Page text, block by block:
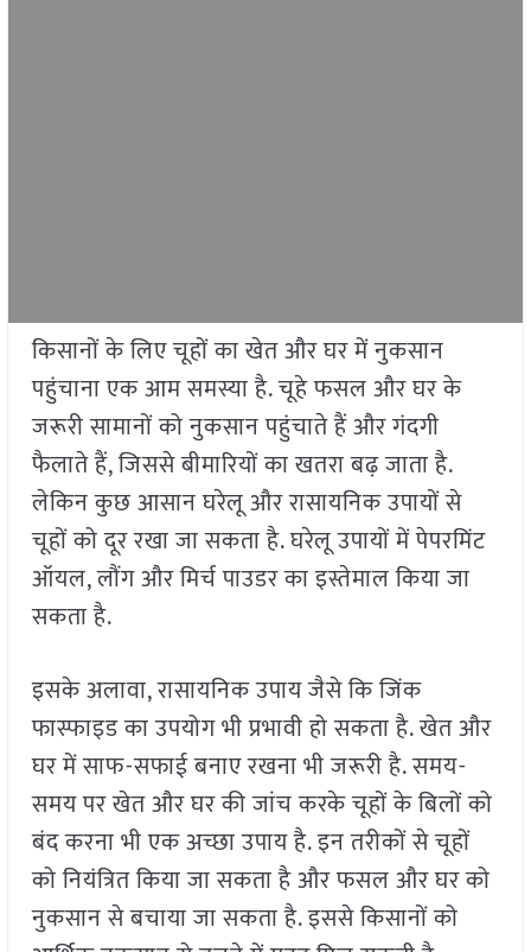
किसानों के लिए चूहों का खेत और घर में नुकसान
पहुंचाना एक आम समस्या है. चूहे फसल और घर के
जरूरी सामानों को नुकसान पहुंचाते हैं और गंदगी
फैलाते हैं, जिससे बीमारियों का खतरा बढ़ जाता है.
लेकिन कुछ आसान घरेलू और रासायनिक उपायों से
चूहों को दूर रखा जा सकता है. घरेलू उपायों में पेपरमिंट
ऑयल, लौंग और मिर्च पाउडर का इस्तेमाल किया जा
सकता है.
इसके अलावा, रासायनिक उपाय जैसे कि जिंक
फास्फाइड का उपयोग भी प्रभावी हो सकता है. खेत और
घर में साफ-सफाई बनाए रखना भी जरूरी है. समय-
समय पर खेत और घर की जांच करके चूहों के बिलों को
बंद करना भी एक अच्छा उपाय है. इन तरीकों से चूहों
को नियंत्रित किया जा सकता है और फसल और घर को
नुकसान से बचाया जा सकता है. इससे किसानों को